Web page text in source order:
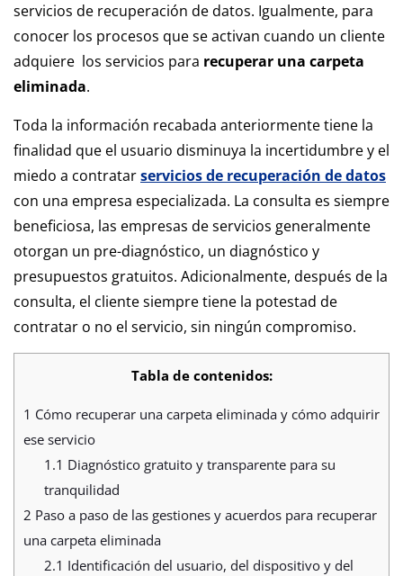
servicios de recuperación de datos. Igualmente, para
conocer los procesos que se activan cuando un cliente
adquiere los servicios para recuperar una carpeta
eliminada.
Toda la información recabada anteriormente tiene la
finalidad que el usuario disminuya la incertidumbre y el
miedo a contratarservicios de recuperación de datos
con una empresa especializada. La consulta es siempre
beneficiosa, las empresas de servicios generalmente
otorgan un pre-diagnóstico, un diagnóstico y
presupuestos gratuitos. Adicionalmente, después de la
consulta, el cliente siempre tiene la potestad de
contratar o no el servicio, sin ningún compromiso.
Tabla de contenidos:
1 Cómo recuperar una carpeta eliminada y cómo adquirir
ese servicio
1.1 Diagnóstico gratuito y transparente para su
tranquilidad
2 Paso a paso de las gestiones y acuerdos para recuperar
una carpeta eliminada
2.1 Identificación del usuario, del dispositivo y del